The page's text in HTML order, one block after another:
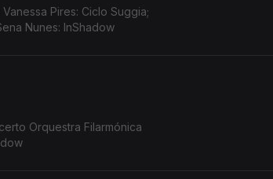
Pires: Ciclo Suggia;
Nunes: InShadow
Orquestra Filarmónica